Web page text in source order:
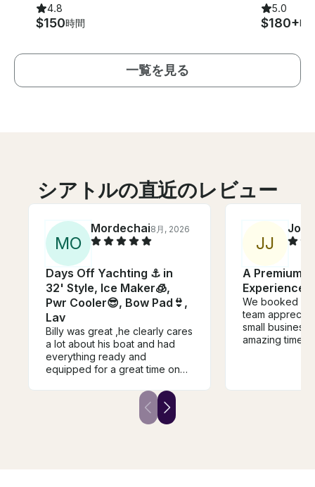
4.8
$150時間
5.0
$180+時
一覧を見る
シアトルの直近のレビュー
MO
Mordechai8月, 2026
Days Off Yachting ⚓️ in
32' Style, Ice Maker🧊,
Pwr Cooler😎, Bow Pad👙,
Lav
Billy was great ,he clearly cares
a lot about his boat and had
everything ready and
equipped for a great time on
train us and explain every part
before we headed out to the
lake. The boat was clean and
JJ
Joey
A Premium
Experience
We booked a
team
small business
amazing time!
enough space